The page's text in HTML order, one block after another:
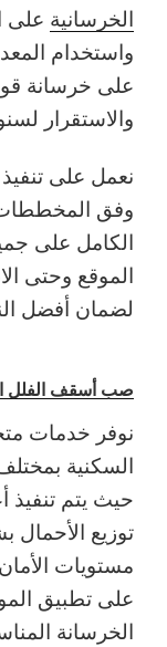
الخرسانية على
واستخدام
على خرسانة
والاستقرار
نعمل على
وفق المخططات
الكامل على
الموقع وحتى
لضمان أفضل
صب أسقف الفلل
نوفر خدمات
السكنية
حيث يتم تنفيذ
توزيع
مستويات
على تطبيق
الخرسانة